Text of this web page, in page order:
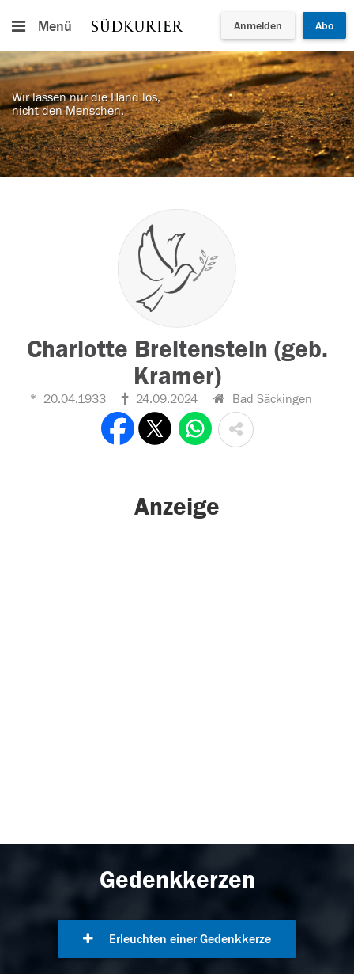
Menü Anmelden Abo
Wir lassen nur die Hand los,
nicht den Menschen.
Charlotte Breitenstein (geb.
Kramer)
20.04.1933 24.09.2024 Bad Säckingen
Anzeige
Gedenkkerzen
Erleuchten einer Gedenkkerze